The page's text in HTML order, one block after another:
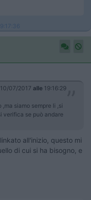
10/07/2017 alle 19:16:29
siamo sempre li ,si
verifica se può andare
all'inizio, questo mi
di cui si ha bisogno, e